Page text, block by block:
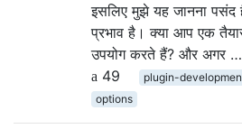
इसलिए मुझे यह जानना
प्रभाव है। क्या आप एक
उपयोग करते हैं? और अगर …
49
plugin-
options